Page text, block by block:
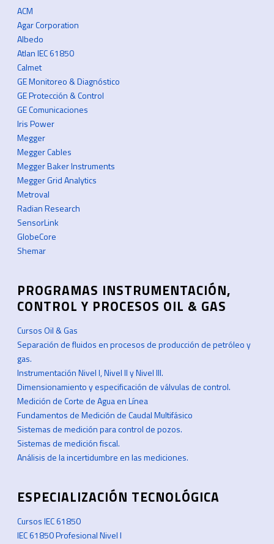
ACM
Agar Corporation
Albedo
Atlan IEC 61850
Calmet
GE Monitoreo & Diagnóstico
GE Protección & Control
GE Comunicaciones
Iris Power
Megger
Megger Cables
Megger Baker Instruments
Megger Grid Analytics
Metroval
Radian Research
SensorLink
GlobeCore
Shemar
PROGRAMAS INSTRUMENTACIÓN,
CONTROL Y PROCESOS OIL & GAS
Cursos Oil & Gas
Separación de fluidos en procesos de producción de petróleo y
gas.
Instrumentación Nivel I, Nivel II y Nivel III.
Dimensionamiento y especificación de válvulas de control.
Medición de Corte de Agua en Línea
Fundamentos de Medición de Caudal Multifásico
Sistemas de medición para control de pozos.
Sistemas de medición fiscal.
Análisis de la incertidumbre en las mediciones.
ESPECIALIZACIÓN TECNOLÓGICA
Cursos IEC 61850
IEC 61850 Profesional Nivel I